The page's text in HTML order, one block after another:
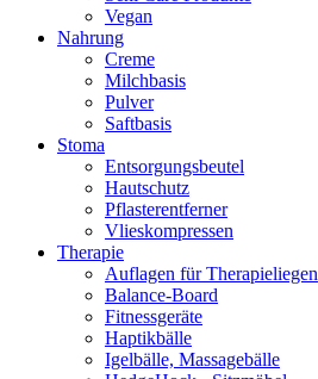
Vegan
Nahrung
Creme
Milchbasis
Pulver
Saftbasis
Stoma
Entsorgungsbeutel
Hautschutz
Pflasterentferner
Vlieskompressen
Therapie
Auflagen für Therapieliegen
Balance-Board
Fitnessgeräte
Haptikbälle
Igelbälle, Massagebälle